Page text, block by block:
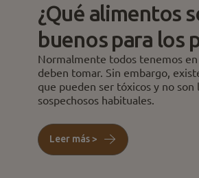
¿Qué alimentos
buenos para los
Normalmente todos tenemos
deben tomar. Sin embargo,
que pueden ser tóxicos y no son
sospechosos habituales.
Leer más >